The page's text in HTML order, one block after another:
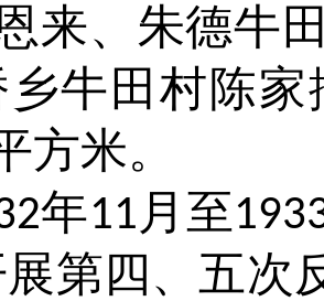
来、朱德牛
牛田村陈
方米。
年11 月至
第四、五次